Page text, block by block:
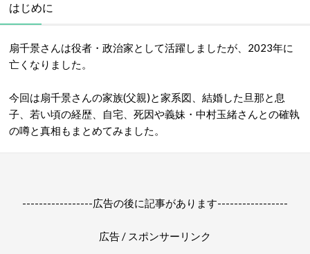
はじめに
扇千景さんは役者・政治家として活躍しましたが、2023年に
亡くなりました。
今回は扇千景さんの家族(父親)と家系図、結婚した旦那と息
子、若い頃の経歴、自宅、死因や義妹・中村玉緒さんとの確執
の噂と真相もまとめてみました。
-----------------広告の後に記事があります-----------------
広告 / スポンサーリンク